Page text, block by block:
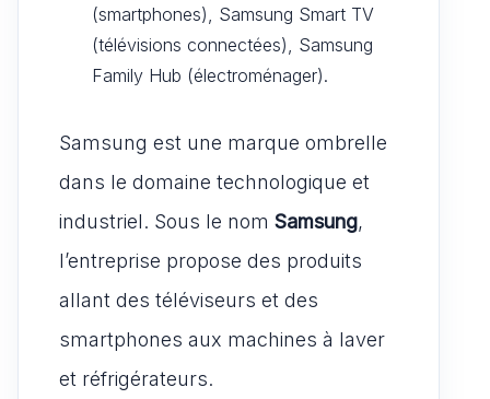
(smartphones), Samsung Smart TV
(télévisions connectées), Samsung
Family Hub (électroménager).
Samsung est une marque ombrelle
dans le domaine technologique et
industriel. Sous le nom Samsung,
l’entreprise propose des produits
allant des téléviseurs et des
smartphones aux machines à laver
et réfrigérateurs.